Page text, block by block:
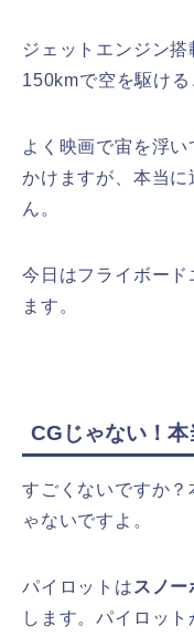
ジェットエンジン
150kmで空を駆ける
よく映画で宙を浮
かけますが、本当
ん。
今日はフライボー
ます。
CGじゃない！本
すごくないですか
ゃないですよ。
パイロットは スノ
します。パイロッ